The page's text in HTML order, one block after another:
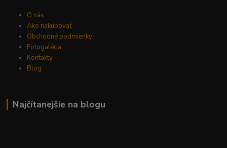
O nás
Ako nakupovať
Obchodné podmienky
Fotogaléria
Kontakty
Blog
Najčítanejšie na blogu